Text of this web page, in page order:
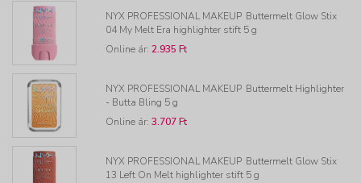
NYX PROFESSIONAL MAKEUP Buttermelt Glow Stix
04 My Melt Era highlighter stift 5 g
Online ár: 2.935 Ft
NYX PROFESSIONAL MAKEUP Buttermelt Highlighter
- Butta Bling 5 g
Online ár: 3.707 Ft
NYX PROFESSIONAL MAKEUP Buttermelt Glow Stix
13 Left On Melt highlighter stift 5 g